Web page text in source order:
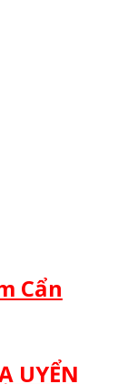
Cẩn
UYỂN